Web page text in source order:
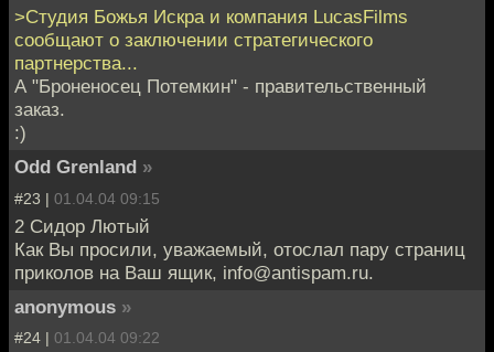
>Студия Божья Искра и компания LucasFilms
сообщают о заключении стратегического
партнерства...
А "Броненосец Потемкин" - правительственный
заказ.
:)
Odd Grenland »
#23 | 01.04.04 09:15
2 Сидор Лютый
Как Вы просили, уважаемый, отослал пару страниц
приколов на Ваш ящик, info@antispam.ru.
anonymous »
#24 | 01.04.04 09:22